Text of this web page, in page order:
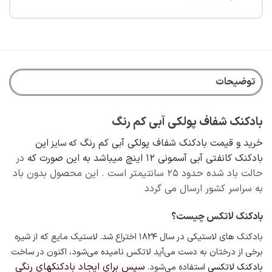
توضیحات
بادکنک شفاف پولکی آبی کم رنگ
خرید و قیمت بادکنک شفاف پولکی آبی کم رنگ که سایز این
بادکنک کانفتی آبی آسمونی 12 اینچ میباشد به این صورت که
در
حالت باد شده حدود ۲۵ سانتیمتر است . این محصول بدون باد
به سراسر کشور ارسال می گردد
بادکنک لاتکس چیست؟
بادکنک های لاستیکی در سال ۱۸۲۴
اختراع شد. لاستیک مایع که از شیره
برخی از درختان به دست می‌آید لاتکس نامیده می‌شود، اکنون در ساخت
بادکنک لاتکسی استفاده می‌شود. سپس برای ایجاد بادکنکهای رنگی